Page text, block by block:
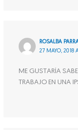
ROSALBA
27 MAYO, 2018
ME GUSTARÍA
TRABAJO EN UNA